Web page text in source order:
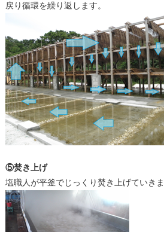
戻り循環を繰り返します。
⑤焚き上げ
塩職人が平釜でじっくり焚き上げていき